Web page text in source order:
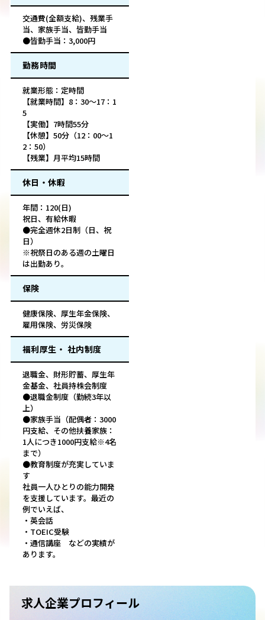
交通費(全額支給)、残業手
当、家族手当、皆勤手当
●皆勤手当：3,000円
勤務時間
就業形態：定時間
【就業時間】8：30～17：1
5
【実働】7時間55分
【休憩】50分（12：00～1
2：50）
【残業】月平均15時間
休日・休暇
年間：120(日)
祝日、有給休暇
●完全週休2日制（日、祝
日）
※祝祭日のある週の土曜日
は出勤あり。
保険
健康保険、厚生年金保険、
雇用保険、労災保険
福利厚生・ 社内制度
退職金、財形貯蓄、厚生年
金基金、社員持株会制度
●退職金制度（勤続3年以
上）
●家族手当（配偶者：3000
円支給、その他扶養家族：
1人につき1000円支給※4名
まで）
●教育制度が充実していま
す
社員一人ひとりの能力開発
を支援しています。最近の
例でいえば、
・英会話
・TOEIC受験
・通信講座 などの実績が
あります。
求人企業プロフィール